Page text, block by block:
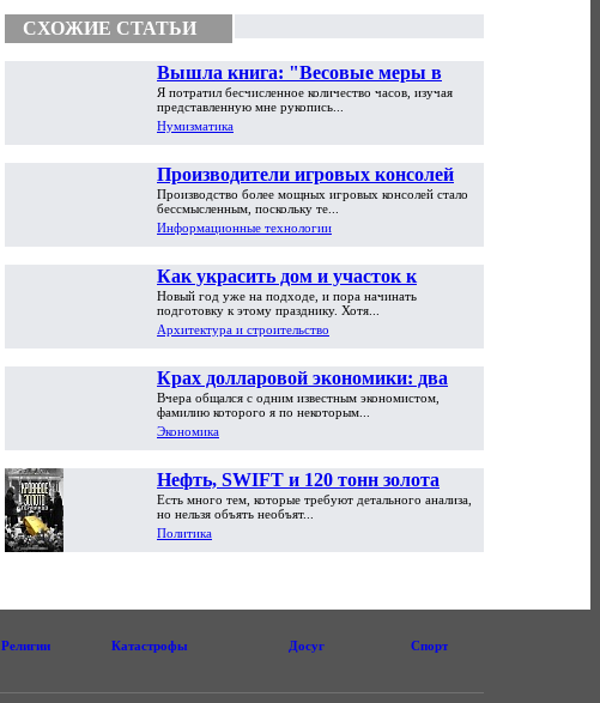
СХОЖИЕ СТАТЬИ
Вышла книга: "Весовые меры в
торговой практике Античности и
Средневековья"
Я потратил бесчисленное количество часов, изучая
представленную мне рукопись...
Нумизматика
Производители игровых консолей
достигли предела возможностей
Производство более мощных игровых консолей стало
бессмысленным, поскольку те...
Информационные технологии
Как украсить дом и участок к
Новому году
Новый год уже на подходе, и пора начинать
подготовку к этому празднику. Хотя...
Архитектура и строительство
Крах долларовой экономики: два
пути обрушения
Вчера общался с одним известным экономистом,
фамилию которого я по некоторым...
Экономика
Нефть, SWIFT и 120 тонн золота
Есть много тем, которые требуют детального анализа,
но нельзя объять необъят...
Политика
Религии Катастрофы Досуг Спорт